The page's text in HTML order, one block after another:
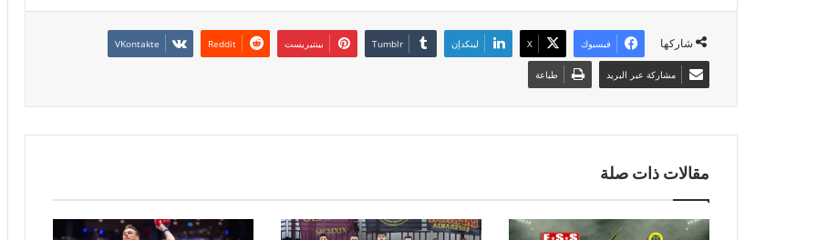
شاركها فيسبوك ‫X لينكدإن بينتيريست
مشاركة عبر البريد طباعة
مقالات ذات صلة